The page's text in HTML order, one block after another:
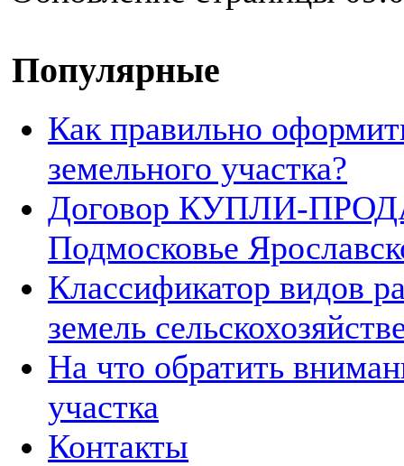
Популярные
Как правильно
земельного участка?
Договор КУПЛИ-
Подмосковье
Классификатор видов
земель
На что обратить
участка
Контакты